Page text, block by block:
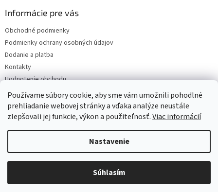
Používame súbory cookie, aby sme vám umožnili pohodlné
prehliadanie webovej stránky a vďaka analýze neustále
zlepšovali jej funkcie, výkon a použiteľnosť.Viac informácií
Nastavenie
Súhlasím
Informácie pre vás
Obchodné podmienky
Podmienky ochrany osobných údajov
Dodanie a platba
Kontakty
Hodnotenie obchodu
Blog
Copyright 2026Olejwebshop.sk. Všetky práva vyhradené.Upraviť
nastavenie cookies